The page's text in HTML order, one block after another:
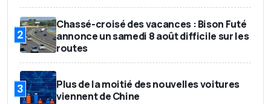
2
Chassé-croisé des vacances : Bison Futé
annonce un samedi 8 août difficile sur les
routes
3
Plus de la moitié des nouvelles voitures
viennent de Chine